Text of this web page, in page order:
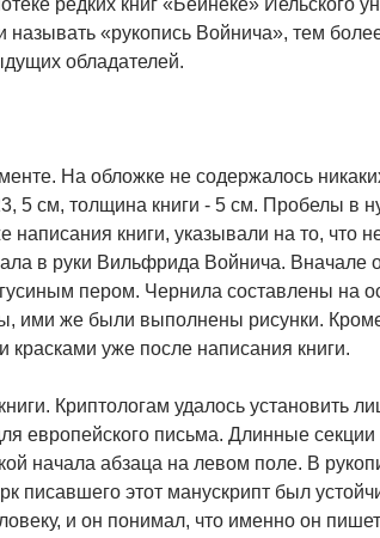
редких книг «Бейнеке» Йельского
называть «рукопись Войнича», тем
обладателей.
На обложке не содержалось
5 см, толщина книги - 5 см. Пробелы в
написания книги, указывали на то, что
в руки Вильфрида Войнича. Вначале
пером. Чернила составлены на
ими же были выполнены рисунки.
уже после написания книги.
Криптологам удалось установить
европейского письма. Длинные
начала абзаца на левом поле. В
писавшего этот манускрипт был
и он понимал, что именно он